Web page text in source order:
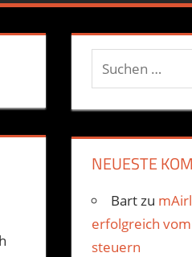
Suchen
nach:
NEUESTE
Bart zu
erfolgreich
steuern